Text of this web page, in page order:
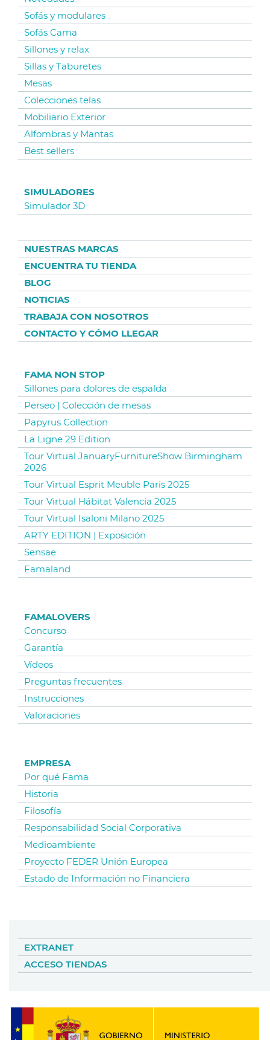
Sofás y modulares
Sofás Cama
Sillones y relax
Sillas y Taburetes
Mesas
Colecciones telas
Mobiliario Exterior
Alfombras y Mantas
Best sellers
SIMULADORES
Simulador 3D
NUESTRAS MARCAS
ENCUENTRA TU TIENDA
BLOG
NOTICIAS
TRABAJA CON NOSOTROS
CONTACTO Y CÓMO LLEGAR
FAMA NON STOP
Sillones para dolores de espalda
Perseo | Colección de mesas
Papyrus Collection
La Ligne 29 Edition
Tour Virtual JanuaryFurnitureShow Birmingham
2026
Tour Virtual Esprit Meuble Paris 2025
Tour Virtual Hábitat Valencia 2025
Tour Virtual Isaloni Milano 2025
ARTY EDITION | Exposición
Sensae
Famaland
FAMALOVERS
Concurso
Garantía
Vídeos
Preguntas frecuentes
Instrucciones
Valoraciones
EMPRESA
Por qué Fama
Historia
Filosofía
Responsabilidad Social Corporativa
Medioambiente
Proyecto FEDER Unión Europea
Estado de Información no Financiera
EXTRANET
ACCESO TIENDAS